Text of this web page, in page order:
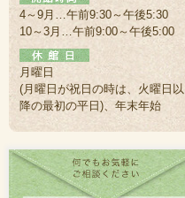
4～9月…午前9:30～午後5:30
10～3月…午前9:00～午後5:00
月曜日
(月曜日が祝日の時は、火曜日以
降の最初の平日)、年末年始